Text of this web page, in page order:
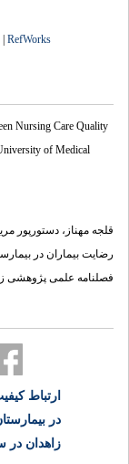
|RefWorks
Nursing Care Quality
University of Medical
قلجه مهناز، دستورپور
فصلنامه علمی پژوهشی زیست
ارتباط
در
زاهدان در سال